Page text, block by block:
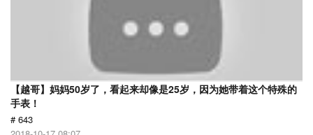
【越哥】妈妈50岁了，看起来却像是25岁，因为她带着这个特殊的
手表！
# 643